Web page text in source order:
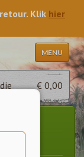
Klik hier
MENU
€ 0,00